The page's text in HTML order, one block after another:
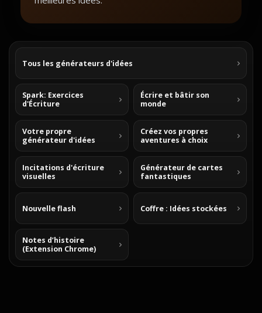
Tous les générateurs d'idées
Spark: Exercices
d'Écriture
Écrire et bâtir son
monde
Votre propre
générateur d'idées
Créez vos propres
aventures à choix
Incitations d'écriture
visuelles
Générateur de cartes
fantastiques
Nouvelle flash Coffre : Idées stockées
Notes d’histoire
(Extension Chrome)